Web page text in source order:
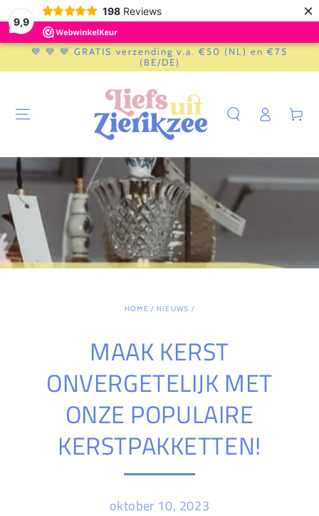
9,9
198 Reviews ×
GA NAAR
💙 💙 💙 GRATIS verzending v.a. €50 (NL) en €75
(BE/DE)
in
HOME / NIEUWS /
MAAK KERST
ONVERGETELIJK MET
ONZE POPULAIRE
KERSTPAKKETTEN!
oktober 10, 2023